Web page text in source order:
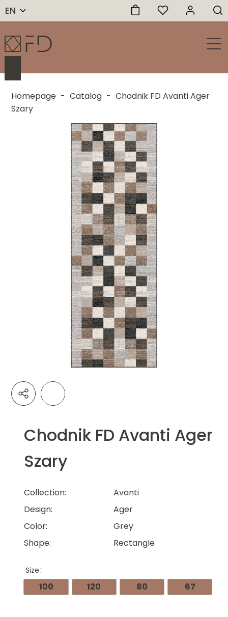
EN
Homepage - Catalog - Chodnik FD Avanti Ager
Szary
Chodnik FD Avanti Ager
Szary
Collection
Avanti
Design
Ager
Color
Grey
Shape
Rectangle
Size
100 120 80 67